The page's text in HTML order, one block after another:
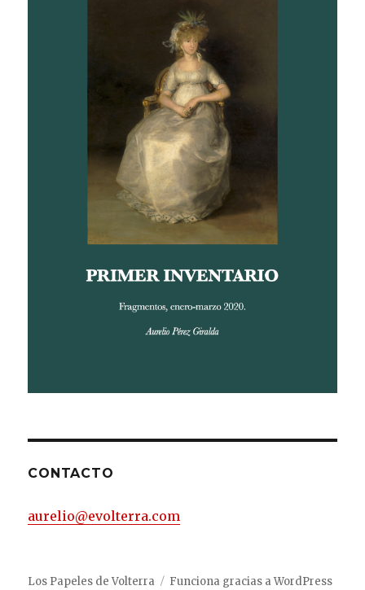
CONTACTO
aurelio@evolterra.com
Los Papeles de Volterra Funciona gracias a WordPress